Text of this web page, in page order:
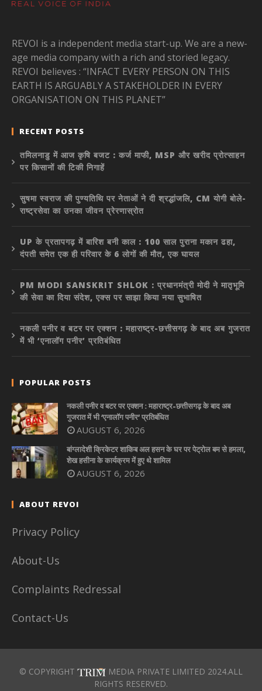
REVOI is a independent media start-up. We are a new-
age media company with a rich and storied legacy.
REVOI believes : “INFACT EVERY PERSON ON THIS
EARTH IS ARGUABLY A STAKEHOLDER IN EVERY
ORGANISATION ON THIS PLANET”
RECENT POSTS
तमिलनाडु में आज कृषि बजट : कर्ज माफी, MSP और खरीद प्रोत्साहन
पर किसानों की टिकी निगाहें
सुषमा स्वराज की पुण्यतिथि पर नेताओं ने दी श्रद्धांजलि, CM योगी बोले-
राष्ट्रसेवा का उनका जीवन प्रेरणास्रोत
UP के प्रतापगढ़ में बारिश बनी काल : 100 साल पुराना मकान ढहा,
दंपती समेत एक ही परिवार के 6 लोगों की मौत, एक घायल
PM MODI SANSKRIT SHLOK : प्रधानमंत्री मोदी ने मातृभूमि
की सेवा का दिया संदेश, एक्स पर साझा किया नया सुभाषित
नकली पनीर व बटर पर एक्शन : महाराष्ट्र-छत्तीसगढ़ के बाद अब गुजरात
में भी ‘एनालॉग पनीर’ प्रतिबंधित
POPULAR POSTS
नकली पनीर व बटर पर एक्शन : महाराष्ट्र-छत्तीसगढ़ के बाद अब
गुजरात में भी ‘एनालॉग पनीर’ प्रतिबंधित
AUGUST 6, 2026
बांग्लादेशी क्रिकेटर शाकिब अल हसन के घर पर पेट्रोल बम से हमला,
शेख हसीना के कार्यक्रम में हुए थे शामिल
AUGUST 6, 2026
ABOUT REVOI
Privacy Policy
About-Us
Complaints Redressal
Contact-Us
© COPYRIGHT
MEDIA PRIVATE LIMITED 2024.ALL
RIGHTS RESERVED.